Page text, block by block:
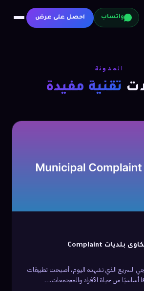
واتساب احصل على عرض
المدونة
تقنية مفيدة
تصميم نظام شكاوى بلديات Complaint
السريع الذي نشهده اليوم، أصبحت تطبيقات
أساسيًا من حياة الأفراد والمجتمعات.…